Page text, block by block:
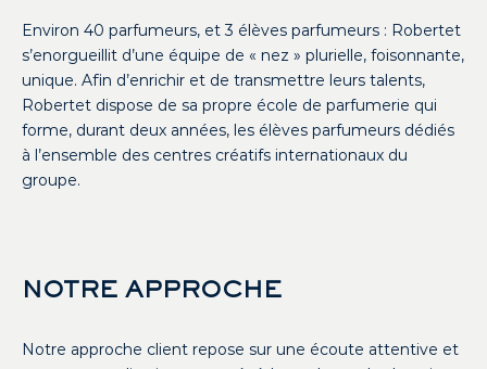
Environ 40 parfumeurs, et 3 élèves parfumeurs : Robertet
s’enorgueillit d’une équipe de « nez » plurielle, foisonnante,
unique. Afin d’enrichir et de transmettre leurs talents,
Robertet dispose de sa propre école de parfumerie qui
forme, durant deux années, les élèves parfumeurs dédiés
à l’ensemble des centres créatifs internationaux du
groupe.
NOTRE APPROCHE
Notre approche client repose sur une écoute attentive et